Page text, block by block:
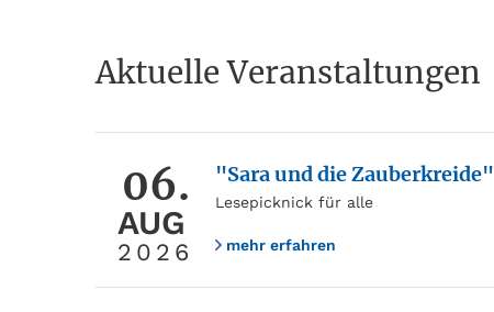
Aktuelle Veranstaltungen
06.
AUG
2026
"Sara und die Zauberkreide"
Lesepicknick für alle
mehr erfahren